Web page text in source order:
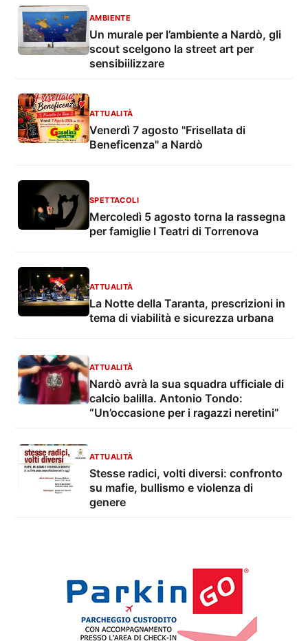
AMBIENTE
Un murale per l’ambiente a Nardò, gli
scout scelgono la street art per
sensibiilizzare
ATTUALITÀ
Venerdì 7 agosto "Frisellata di
Beneficenza" a Nardò
SPETTACOLI
Mercoledì 5 agosto torna la rassegna
per famiglie I Teatri di Torrenova
ATTUALITÀ
La Notte della Taranta, prescrizioni in
tema di viabilità e sicurezza urbana
ATTUALITÀ
Nardò avrà la sua squadra ufficiale di
calcio balilla. Antonio Tondo:
“Un’occasione per i ragazzi neretini”
ATTUALITÀ
Stesse radici, volti diversi: confronto
su mafie, bullismo e violenza di
genere